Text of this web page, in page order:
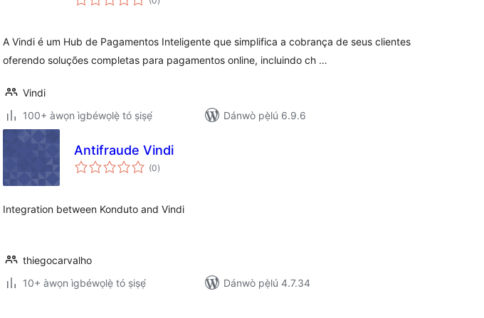
àwọn
A Vindi é um Hub de Pagamentos Inteligente que simplifica a cobrança de seus clientes
oferendo soluções completas para pagamentos online, incluindo ch …
Vindi
100+ àwọn ìgbéwọlẹ̀ tó ṣiṣẹ́
Dánwò pẹ̀lú 6.9.6
Antifraude Vindi
(0àpapọ̀
àwọn
)
Integration between Konduto and Vindi
thiegocarvalho
10+ àwọn ìgbéwọlẹ̀ tó ṣiṣẹ́
Dánwò pẹ̀lú 4.7.34